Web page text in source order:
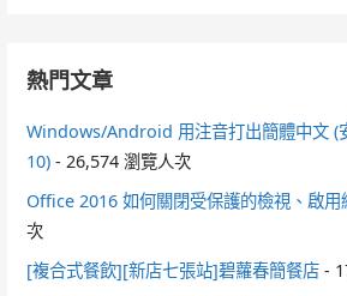
熱門文章
Windows/Android 用注音打出簡體中文 (
10) - 26,574 瀏覽人次
Office 2016 如何關閉受保護的檢視、啟用
次
[複合式餐飲][新店七張站]碧蘿春簡餐店 -